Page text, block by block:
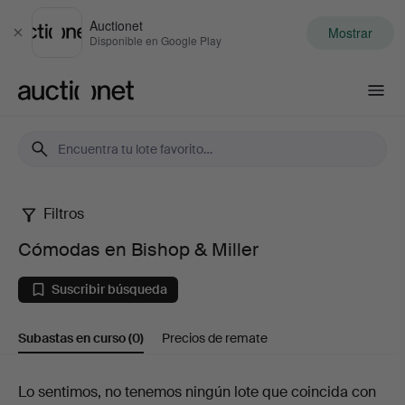
Cerrar
Auctionet
Disponible en Google Play Mostrar
Cómodas
en
Bishop
&
Filtros
Cómodas en Bishop & Miller
Suscribir búsqueda
Subastas en curso(0) Precios de remate
Subastas
Lo sentimos, no tenemos ningún lote que coincida con